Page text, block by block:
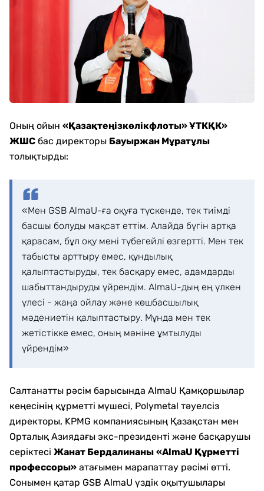
Оның ойын «Қазақтеңізкөлікфлоты» ҰТКҚК»
ЖШС бас директоры Бауыржан Мұратұлы
толықтырды:
«Мен GSB AlmaU-ға оқуға түскенде, тек тиімді
басшы болуды мақсат еттім. Алайда бүгін артқа
қарасам, бұл оқу мені түбегейлі өзгертті. Мен тек
табысты арттыру емес, құндылық
қалыптастыруды, тек басқару емес, адамдарды
шабыттандыруды үйрендім. AlmaU-дың ең үлкен
үлесі - жаңа ойлау және көшбасшылық
мәдениетін қалыптастыру. Мұнда мен тек
жетістікке емес, оның мәніне ұмтылуды
үйрендім»
Салтанатты рәсім барысында AlmaU Қамқоршылар
кеңесінің құрметті мүшесі, Polymetal тәуелсіз
директоры, KPMG компаниясының Қазақстан мен
Орталық Азиядағы экс-президенті және басқарушы
серіктесі Жанат Бердалинаны «AlmaU Құрметті
профессоры» атағымен марапаттау рәсімі өтті.
Сонымен қатар GSB AlmaU үздік оқытушылары